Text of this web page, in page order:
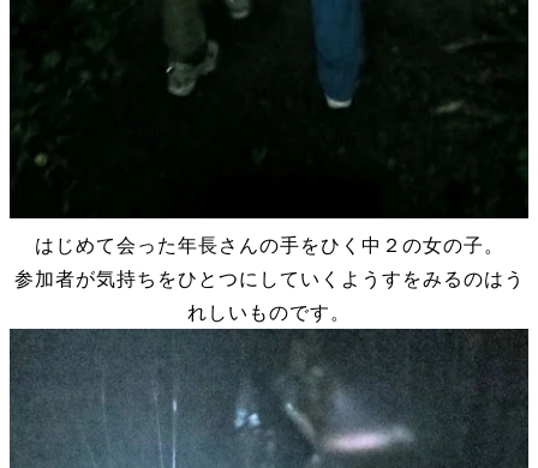
はじめて会った年長さんの手をひく中２の女の子。
参加者が気持ちをひとつにしていくようすをみるのはう
れしいものです。